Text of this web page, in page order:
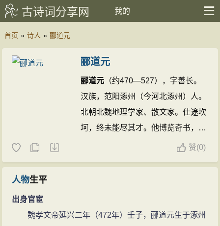
古诗词分享网 我的
首页 » 诗人 » 郦道元
郦道元
郦道元 （约470—527），字善长。
汉族，范阳涿州（今河北涿州）人。
北朝北魏地理学家、散文家。仕途坎
坷，终未能尽其才。他博览奇书，幼
时曾随父亲到山东访求水道，后又游
赞(0)
人物生平
出身官宦
魏孝文帝延兴二年（472年）壬子，郦道元生于涿州